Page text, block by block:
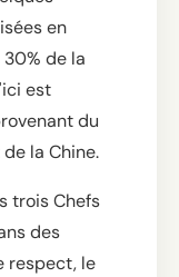
en
de la
est
du
la Chine.
trois Chefs
des
respect, le